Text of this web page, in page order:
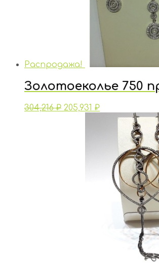
Распродажа!
Золотоеколье 750
304,216₽ 205,931 ₽